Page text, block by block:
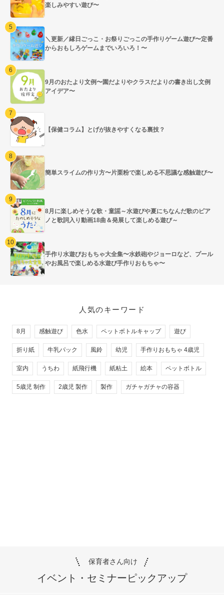
楽しみやすい遊び〜
＼更新／縁日ごっこ・お祭りごっこの手作りゲーム遊び〜定番
からおもしろゲームまでいろいろ！〜
9月のおたより文例〜園だよりやクラスだよりの書き出し文例
アイデア〜
【保健コラム】とげが抜きやすくなる裏技？
簡単スライムの作り方〜片栗粉で楽しめる不思議な感触遊び〜
8月に楽しめそうな歌・童謡～水遊びや夏にちなんだ歌のピア
ノと歌詞入り動画18曲＆発展して楽しめる遊び～
手作り水遊びおもちゃ大全集〜水鉄砲やジョーロなど、プール
やお風呂で楽しめる水遊び手作りおもちゃ〜
人気のキーワード
8月 感触遊び 色水 ペットボトルキャップ 遊び
折り紙 牛乳パック 風鈴 幼児 手作りおもちゃ 4歳児
室内 うちわ 紙飛行機 紙粘土 絵本 ペットボトル
5歳児 制作 2歳児 製作 製作 ガチャガチャの容器
保育者さん向け
イベント・セミナーピックアップ